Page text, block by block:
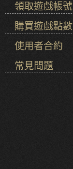
領取遊戲帳號
購買遊戲點數
使用者合約
常見問題